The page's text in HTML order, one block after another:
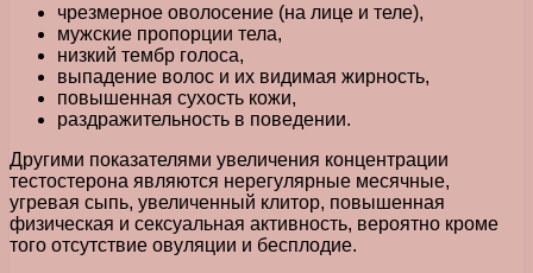
чрезмерное оволосение (на лице и теле),
мужские пропорции тела,
низкий тембр голоса,
выпадение волос и их видимая жирность,
повышенная сухость кожи,
раздражительность в поведении.
Другими показателями увеличения концентрации
тестостерона являются нерегулярные месячные,
угревая сыпь, увеличенный клитор, повышенная
физическая и сексуальная активность, вероятно кроме
того отсутствие овуляции и бесплодие.